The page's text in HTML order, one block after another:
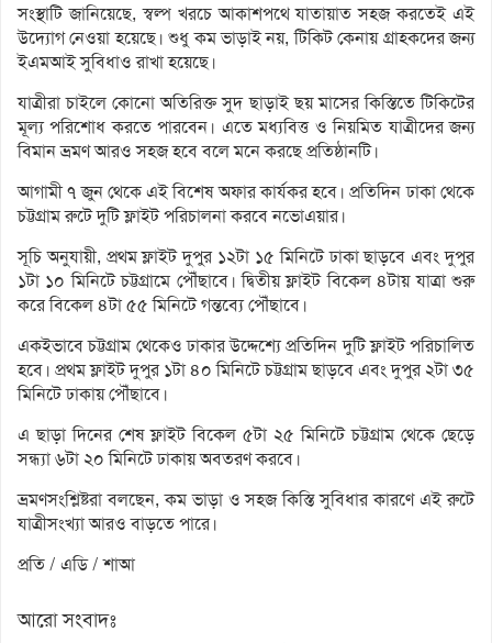
সংস্থাটি জানিয়েছে, স্বল্প খরচে আকাশপথে যাতায়াত সহজ করতেই এই
উদ্যোগ নেওয়া হয়েছে। শুধু কম ভাড়াই নয়, টিকিট কেনায় গ্রাহকদের জন্য
ইএমআই সুবিধাও রাখা হয়েছে।
যাত্রীরা চাইলে কোনো অতিরিক্ত সুদ ছাড়াই ছয় মাসের কিস্তিতে টিকিটের
মূল্য পরিশোধ করতে পারবেন। এতে মধ্যবিত্ত ও নিয়মিত যাত্রীদের জন্য
বিমান ভ্রমণ আরও সহজ হবে বলে মনে করছে প্রতিষ্ঠানটি।
আগামী ৭ জুন থেকে এই বিশেষ অফার কার্যকর হবে। প্রতিদিন ঢাকা থেকে
চট্টগ্রাম রুটে দুটি ফ্লাইট পরিচালনা করবে নভোএয়ার।
সূচি অনুযায়ী, প্রথম ফ্লাইট দুপুর ১২টা ১৫ মিনিটে ঢাকা ছাড়বে এবং দুপুর
১টা ১০ মিনিটে চট্টগ্রামে পৌঁছাবে। দ্বিতীয় ফ্লাইট বিকেল ৪টায় যাত্রা শুরু
করে বিকেল ৪টা ৫৫ মিনিটে গন্তব্যে পৌঁছাবে।
একইভাবে চট্টগ্রাম থেকেও ঢাকার উদ্দেশ্যে প্রতিদিন দুটি ফ্লাইট পরিচালিত
হবে। প্রথম ফ্লাইট দুপুর ১টা ৪০ মিনিটে চট্টগ্রাম ছাড়বে এবং দুপুর ২টা ৩৫
মিনিটে ঢাকায় পৌঁছাবে।
এ ছাড়া দিনের শেষ ফ্লাইট বিকেল ৫টা ২৫ মিনিটে চট্টগ্রাম থেকে ছেড়ে
সন্ধ্যা ৬টা ২০ মিনিটে ঢাকায় অবতরণ করবে।
ভ্রমণসংশ্লিষ্টরা বলছেন, কম ভাড়া ও সহজ কিস্তি সুবিধার কারণে এই রুটে
যাত্রীসংখ্যা আরও বাড়তে পারে।
প্রতি / এডি / শাআ
আরো সংবাদঃ